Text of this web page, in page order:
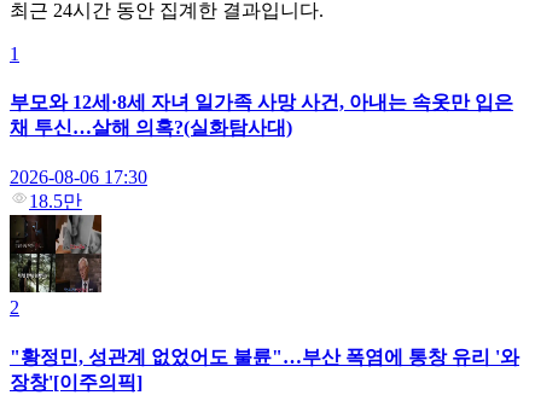
최근 24시간 동안 집계한 결과입니다.
1
부모와 12세·8세 자녀 일가족 사망 사건, 아내는 속옷만 입은
채 투신…살해 의혹?(실화탐사대)
2026-08-06 17:30
18.5만
2
"황정민, 성관계 없었어도 불륜"…부산 폭염에 통창 유리 '와
장창'[이주의픽]